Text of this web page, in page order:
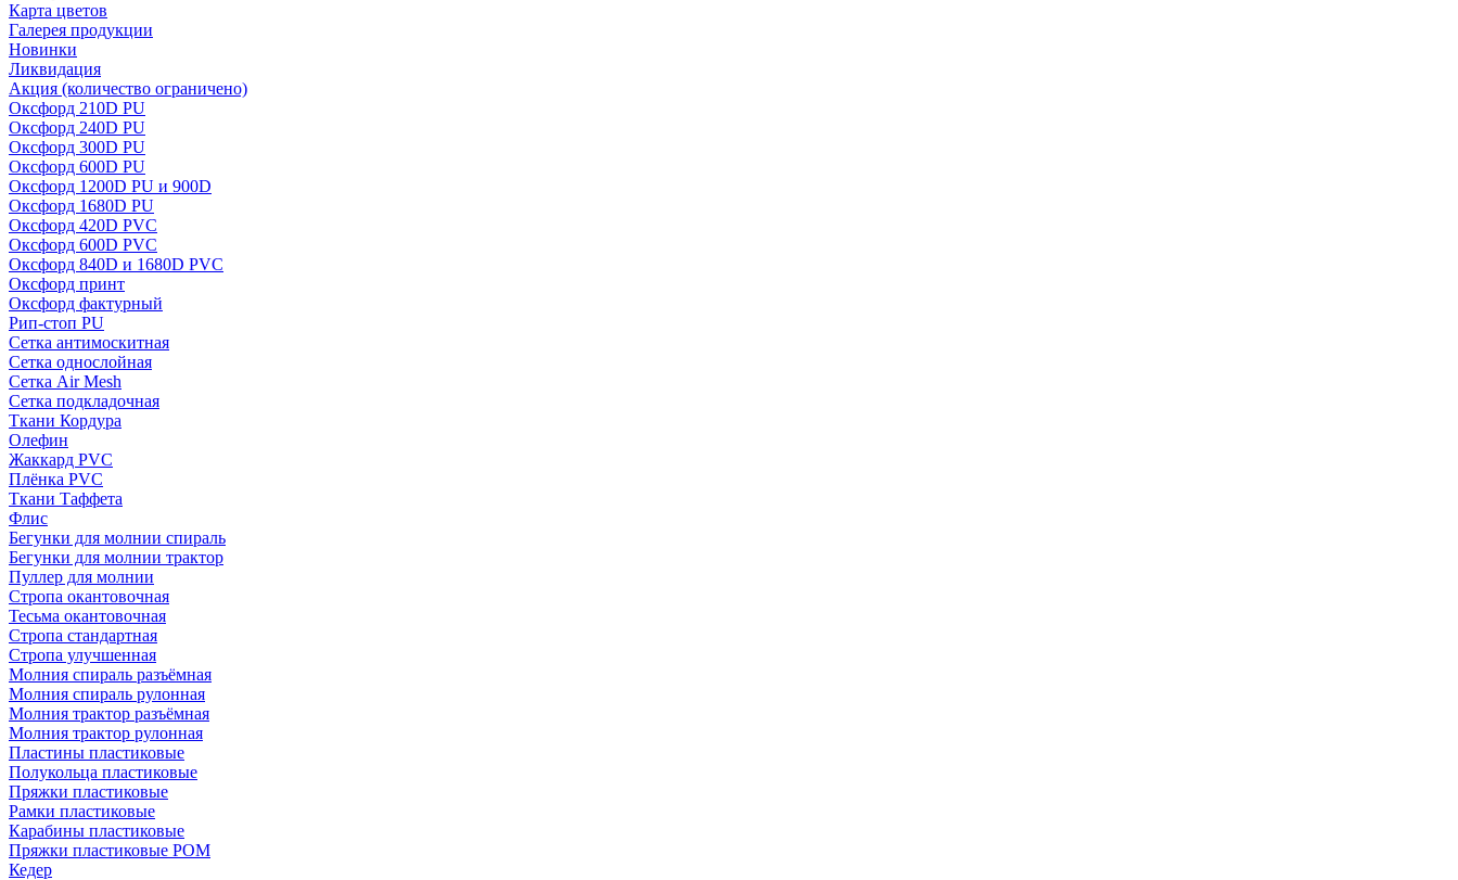
Карта цветов
Галерея продукции
Новинки
Ликвидация
Акция (количество ограничено)
Оксфорд 210D PU
Оксфорд 240D PU
Оксфорд 300D PU
Оксфорд 600D PU
Оксфорд 1200D PU и 900D
Оксфорд 1680D PU
Оксфорд 420D PVC
Оксфорд 600D PVC
Оксфорд 840D и 1680D PVC
Оксфорд принт
Оксфорд фактурный
Рип-стоп PU
Сетка антимоскитная
Сетка однослойная
Сетка Air Mesh
Сетка подкладочная
Ткани Кордура
Олефин
Жаккард PVC
Плёнка PVC
Ткани Таффета
Флис
Бегунки для молнии спираль
Бегунки для молнии трактор
Пуллер для молнии
Стропа окантовочная
Тесьма окантовочная
Стропа стандартная
Стропа улучшенная
Молния спираль разъёмная
Молния спираль рулонная
Молния трактор разъёмная
Молния трактор рулонная
Пластины пластиковые
Полукольца пластиковые
Пряжки пластиковые
Рамки пластиковые
Карабины пластиковые
Пряжки пластиковые РОМ
Кедер